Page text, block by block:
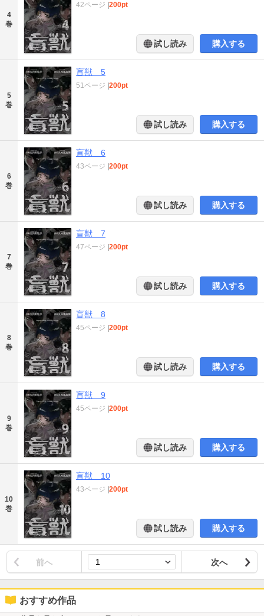
4
巻
42ページ 200pt
試し読み 購入する
5
巻
盲獣 5
51ページ 200pt
試し読み 購入する
6
巻
盲獣 6
43ページ 200pt
試し読み 購入する
7
巻
盲獣 7
47ページ 200pt
試し読み 購入する
8
巻
盲獣 8
45ページ 200pt
試し読み 購入する
9
巻
盲獣 9
45ページ 200pt
試し読み 購入する
10
巻
盲獣 10
43ページ 200pt
試し読み 購入する
前へ 次へ
おすすめ作品